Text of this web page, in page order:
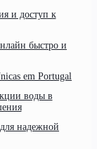
и доступ к
быстро и
em Portugal
воды в
надежной